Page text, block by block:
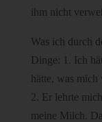
ihm nicht
Was ich durch
Dinge: 1. Ich
hätte, was mich
2. Er lehrte
meine Milch.